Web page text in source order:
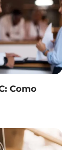
Como